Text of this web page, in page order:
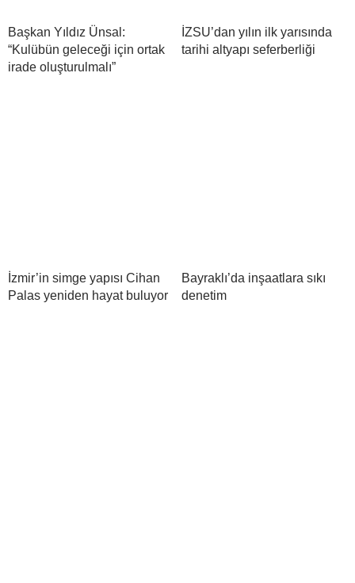
Başkan Yıldız Ünsal:
“Kulübün geleceği için ortak
irade oluşturulmalı”
İZSU’dan yılın ilk yarısında
tarihi altyapı seferberliği
İzmir’in simge yapısı Cihan
Palas yeniden hayat buluyor
Bayraklı’da inşaatlara sıkı
denetim